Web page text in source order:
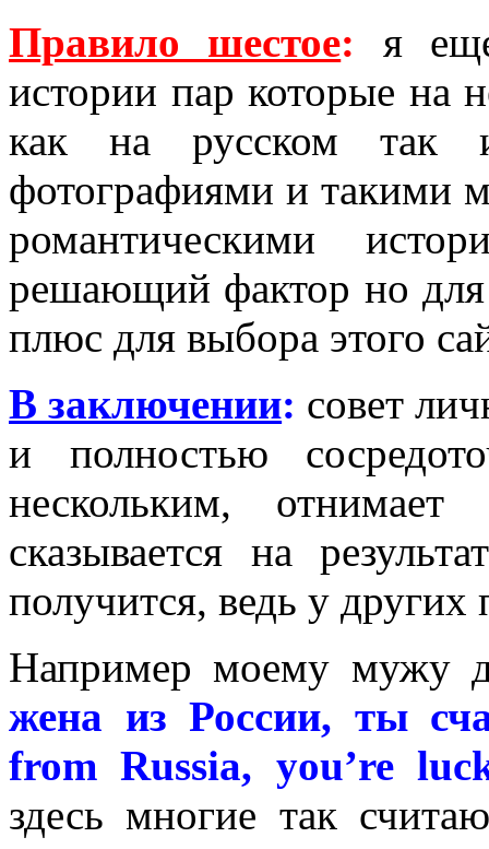
Правило шестое: я
истории пар которые на
как на русском так
фотографиями и такими
романтическими
решающий фактор но
плюс для выбора этого
В заключении: совет
и полностью
нескольким,
сказывается на
получится, ведь у
Например моему мужу
жена из России, ты
from Russia, you’re
здесь многие так